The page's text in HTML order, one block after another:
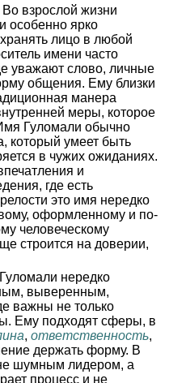
Во взрослой жизни
особенно ярко
лицо в любой
имени часто
уважают слово, личные
общения. Ему близки
манера
меры, которое
Гуломали обычно
который умеет быть
в чужих ожиданиях.
и
где есть
это имя нередко
оформленному и по-
человеческому
строится на доверии,
Гуломали нередко
выверенным,
важны не только
Ему подходят сферы, в
, ответственность,
держать форму. В
шумным лидером, а
процесс и не